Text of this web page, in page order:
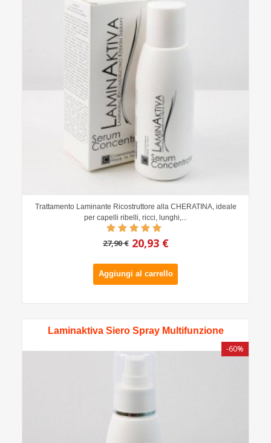
Trattamento Laminante Ricostruttore alla CHERATINA, ideale
per capelli ribelli, ricci, lunghi,...
27,90 € 20,93 €
Aggiungi al carrello
Laminaktiva Siero Spray Multifunzione
-60%